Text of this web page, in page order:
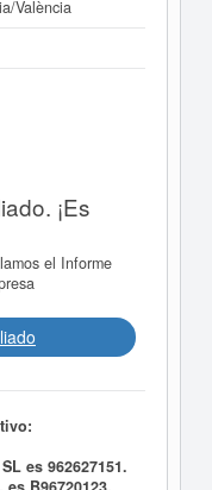
València
¡Es
el Informe
es 962627151.